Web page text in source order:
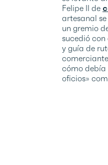
Felipe II de
artesanal
un gremio
sucedió
y guía de
cómo debía
oficios»